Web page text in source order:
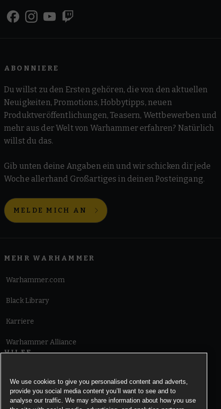
ABONNIERE
Du willst zu den Ersten gehören, die von den aktuellen
Neuigkeiten, Promotions, Hobbytipps, neuen
Produktveröffentlichungen, Teasern, Wettbewerben und
mehr aus der Welt von Warhammer erfahren? Natürlich
willst du das.
Gib unten deine Angaben ein und wir schicken dir jede
Woche allerhand Großartiges in deinen Posteingang.
MELDE MICH AN
MEHR WARHAMMER
Warhammer.com
Black Library
Karriere
Warhammer Alliance
HILFE
Informationen zu Cookies
We use cookies to give you personalised content and adverts,
provide you social media content you’ll want to see and to
analyse our traffic. We may share information about how you use